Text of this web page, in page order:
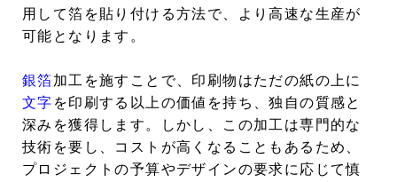
用して箔を貼り付ける方法で、より高速な生産が
可能となります。
銀箔加工を施すことで、印刷物はただの紙の上に
文字 を印刷する以上の価値を持ち、独自の質感と
深みを獲得します。しかし、この加工は専門的な
技術を要し、コストが高くなることもあるため、
プロジェクトの予算やデザインの要求に応じて慎